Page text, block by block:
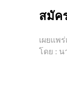
สมัค
เผยแพ
โดย :